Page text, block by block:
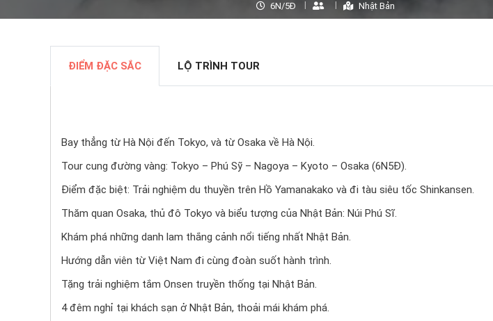
6N/5Đ Nhật Bản
ĐIỂM ĐẶC SẮC LỘ TRÌNH TOUR
Bay thẳng từ Hà Nội đến Tokyo, và từ Osaka về Hà Nội.
Tour cung đường vàng: Tokyo – Phú Sỹ – Nagoya – Kyoto – Osaka (6N5Đ).
Điểm đặc biệt: Trải nghiệm du thuyền trên Hồ Yamanakako và đi tàu siêu tốc Shinkansen.
Thăm quan Osaka, thủ đô Tokyo và biểu tượng của Nhật Bản: Núi Phú Sĩ.
Khám phá những danh lam thắng cảnh nổi tiếng nhất Nhật Bản.
Hướng dẫn viên từ Việt Nam đi cùng đoàn suốt hành trình.
Tặng trải nghiệm tắm Onsen truyền thống tại Nhật Bản.
4 đêm nghỉ tại khách sạn ở Nhật Bản, thoải mái khám phá.